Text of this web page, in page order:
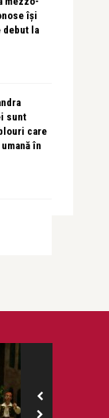
își
debut la
sunt
care
în